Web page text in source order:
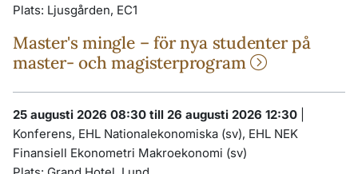
Plats: Ljusgården, EC1
Master's mingle – för nya studenter på
master- och magisterprogram
25 augusti 2026 08:30 till 26 augusti 2026 12:30
Konferens, EHL Nationalekonomiska (sv), EHL NEK
Finansiell Ekonometri Makroekonomi (sv)